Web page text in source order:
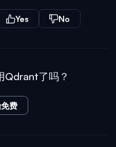
Yes No
Qdrant了吗？
费